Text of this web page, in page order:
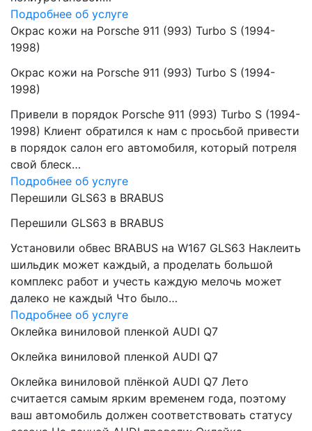
Подробнее об услуге
Окрас кожи на Porsche 911 (993) Turbo S (1994-
1998)
Окрас кожи на Porsche 911 (993) Turbo S (1994-
1998)
Привели в порядок Porsche 911 (993) Turbo S (1994-
1998) Клиент обратился к нам с просьбой привести
в порядок салон его автомобиля, который потреля
свой блеск…
Подробнее об услуге
Перешили GLS63 в BRABUS
Перешили GLS63 в BRABUS
Установили обвес BRABUS на W167 GLS63 Наклеить
шильдик может каждый, а проделать большой
комплекс работ и учесть каждую мелочь может
далеко не каждый Что было…
Подробнее об услуге
Оклейка виниловой пленкой AUDI Q7
Оклейка виниловой пленкой AUDI Q7
Оклейка виниловой плёнкой AUDI Q7 Лето
считается самым ярким временем года, поэтому
ваш автомобиль должен соответствовать статусу